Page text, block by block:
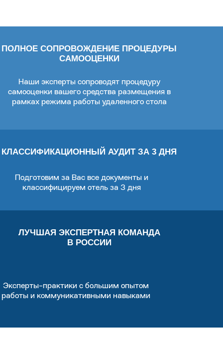
ПОЛНОЕ СОПРОВОЖДЕНИЕ ПРОЦЕДУРЫ
САМООЦЕНКИ
Наши эксперты сопроводят процедуру
самооценки вашего средства размещения в
рамках режима работы удаленного стола
КЛАССИФИКАЦИОННЫЙ АУДИТ ЗА 3 ДНЯ
Подготовим за Вас все документы и
классифицируем отель за 3 дня
ЛУЧШАЯ ЭКСПЕРТНАЯ КОМАНДА
В РОССИИ
Эксперты-практики с большим опытом
работы и коммуникативными навыками